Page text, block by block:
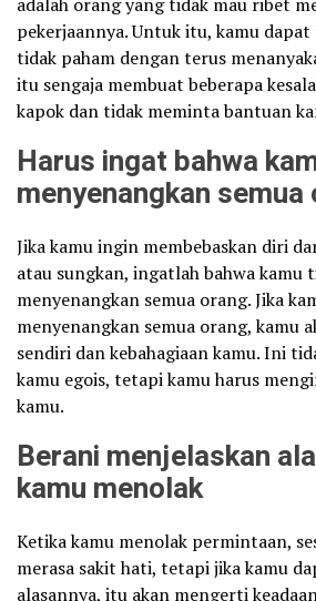
pekerjaannya. Untuk itu, kamu
tidak paham dengan terus
itu sengaja membuat beberapa
kapok dan tidak meminta bantuan
Harus ingat bahwa
menyenangkan semua
Jika kamu ingin membebaskan diri
atau sungkan, ingatlah bahwa kamu
menyenangkan semua orang. Jika
menyenangkan semua orang, kamu
sendiri dan kebahagiaan kamu. Ini
kamu egois, tetapi kamu harus
kamu.
Berani menjelaskan
kamu menolak
Ketika kamu menolak permintaan,
merasa sakit hati, tetapi jika kamu
alasannya, itu akan mengerti